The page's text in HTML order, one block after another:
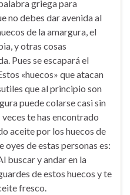
griega para
no debes dar avenida al
de la amargura, el
y otras cosas
Pues se escapará el
«huecos» que atacan
que al principio son
puede colarse casi sin
te has encontrado
aceite por los huecos de
de estas personas es:
buscar y andar en la
de estos huecos y te
fresco.